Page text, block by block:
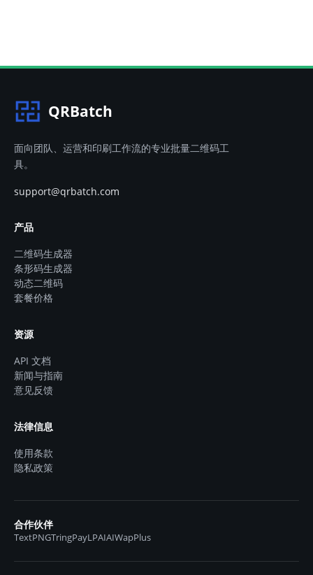
QRBatch
面向团队、运营和印刷工作流的专业批量二维码工
具。
support@qrbatch.com
产品
二维码生成器
条形码生成器
动态二维码
套餐价格
资源
API 文档
新闻与指南
意见反馈
法律信息
使用条款
隐私政策
合作伙伴
TextPNGTringPayLPAIAIWapPlus